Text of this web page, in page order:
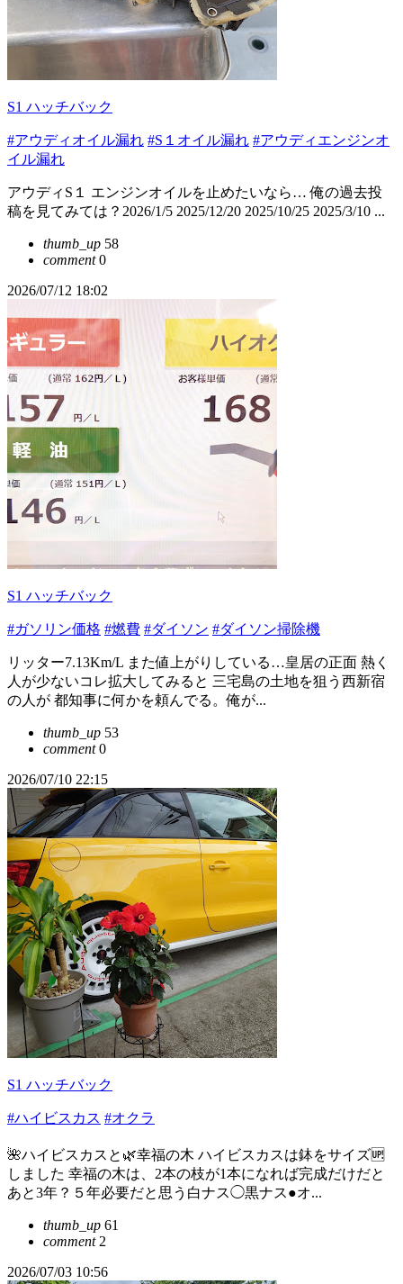
S1 ハッチバック
#アウディオイル漏れ #S１オイル漏れ #アウディエンジンオ
イル漏れ
アウディS１ エンジンオイルを止めたいなら… 俺の過去投
稿を見てみては？2026/1/5 2025/12/20 2025/10/25 2025/3/10 ...
thumb_up 58
comment0
2026/07/12 18:02
S1 ハッチバック
#ガソリン価格 #燃費 #ダイソン #ダイソン掃除機
リッター7.13Km/L また値上がりしている…皇居の正面 熱く
人が少ないコレ拡大してみると 三宅島の土地を狙う西新宿
の人が 都知事に何かを頼んでる。俺が...
thumb_up 53
comment0
2026/07/10 22:15
S1 ハッチバック
#ハイビスカス #オクラ
🌺ハイビスカスと🌿幸福の木 ハイビスカスは鉢をサイズ🆙
しました 幸福の木は、2本の枝が1本になれば完成だけだと
あと3年？５年必要だと思う白ナス◯黒ナス●オ...
thumb_up 61
comment2
2026/07/03 10:56